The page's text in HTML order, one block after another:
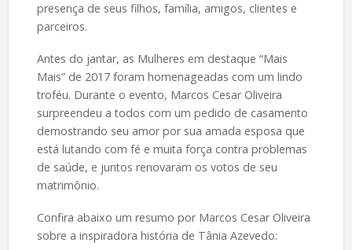
presença de seus filhos, família, amigos, clientes e
parceiros.
Antes do jantar, as Mulheres em destaque “Mais
Mais” de 2017 foram homenageadas com um lindo
troféu. Durante o evento, Marcos Cesar Oliveira
surpreendeu a todos com um pedido de casamento
demostrando seu amor por sua amada esposa que
está lutando com fé e muita força contra problemas
de saúde, e juntos renovaram os votos de seu
matrimônio.
Confira abaixo um resumo por Marcos Cesar Oliveira
sobre a inspiradora história de Tânia Azevedo: